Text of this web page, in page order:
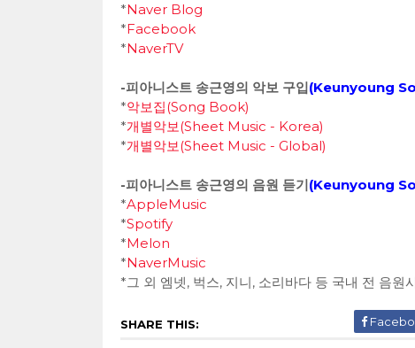
*Naver Blog
*Facebook
*NaverTV
-피아니스트 송근영의 악보 구입(Keunyoung
*악보집(Song Book)
*개별악보(Sheet Music - Korea)
*개별악보(Sheet Music - Global)
-피아니스트 송근영의 음원 듣기(Keunyoung
*AppleMusic
*Spotify
*Melon
*NaverMusic
*그 외 엠넷, 벅스, 지니, 소리바다 등 국내 전 음원
SHARE THIS: